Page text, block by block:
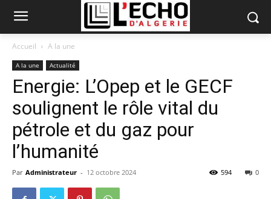
Accueil A la une
A la une Actualité
Energie: L’Opep et le GECF
soulignent le rôle vital du
pétrole et du gaz pour
l’humanité
Par Administrateur - 12 octobre 2024 0
594